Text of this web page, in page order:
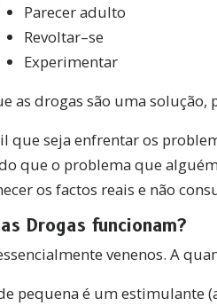
Parecer adulto
Revoltar–se
Experimentar
as drogas são uma
que seja enfrentar os
que o problema que
os factos reais e não
Drogas funcionam?
venenos. A
pequena é um estimulante